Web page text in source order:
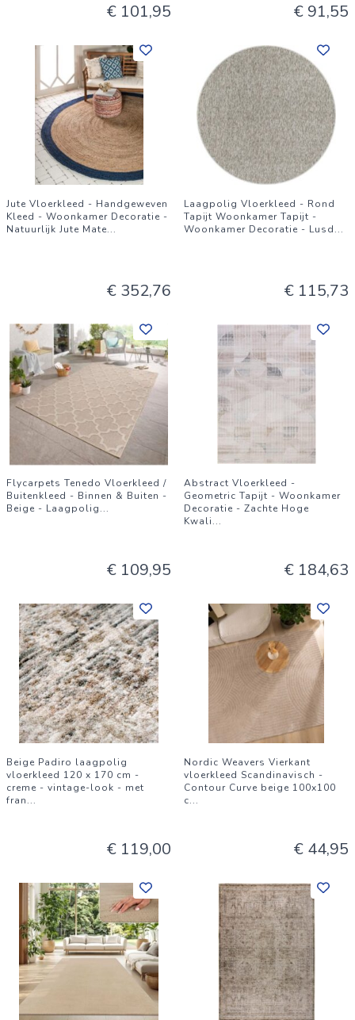
€ 101,95 € 91,55
Jute Vloerkleed - Handgeweven
Kleed - Woonkamer Decoratie -
Natuurlijk Jute Mate...
€ 352,76
Laagpolig Vloerkleed - Rond
Tapijt Woonkamer Tapijt -
Woonkamer Decoratie - Lusd...
€ 115,73
Flycarpets Tenedo Vloerkleed /
Buitenkleed - Binnen & Buiten -
Beige - Laagpolig...
€ 109,95
Abstract Vloerkleed -
Geometric Tapijt - Woonkamer
Decoratie - Zachte Hoge
Kwali...
€ 184,63
Beige Padiro laagpolig
vloerkleed 120 x 170 cm -
creme - vintage-look - met
fran...
€ 119,00
Nordic Weavers Vierkant
vloerkleed Scandinavisch -
Contour Curve beige 100x100
c...
€ 44,95